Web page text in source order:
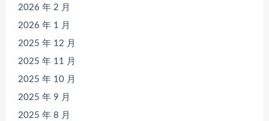
2026 年 2 月
2026 年 1 月
2025 年 12 月
2025 年 11 月
2025 年 10 月
2025 年 9 月
2025 年 8 月